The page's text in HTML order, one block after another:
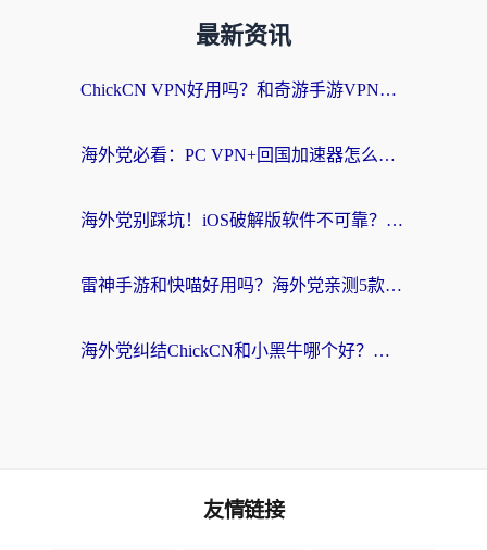
最新资讯
ChickCN VPN好用吗？和奇游手游VPN对比哪个回国效果更好？海外党亲测实用指南
海外党必看：PC VPN+回国加速器怎么选？无缝访问国内资源全攻略
海外党别踩坑！iOS破解版软件不可靠？教你选对回国加速器无缝看国内资源
雷神手游和快喵好用吗？海外党亲测5款回国加速器，附斧牛Bling对比+微信视频号解决办法
海外党纠结ChickCN和小黑牛哪个好？一篇帮你选对回国加速器的实用指南
友情链接